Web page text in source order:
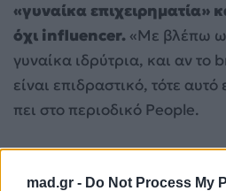
mad.gr - Do Not Process My
«γυναίκα επιχειρηματία»
όχι influencer. «Με βλέπω
γυναίκα ιδρύτρια, και αν το
είναι επιδραστικό, τότε
πει στο περιοδικό People.